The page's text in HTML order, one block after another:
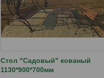
Стол "Садовый" кованый
1130*900*700мм